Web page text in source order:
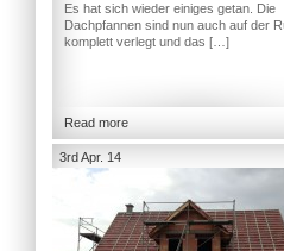
Es hat sich wieder einiges getan. Die
Dachpfannen sind nun auch auf der
komplett verlegt und das […]
Read more
3rd Apr. 14